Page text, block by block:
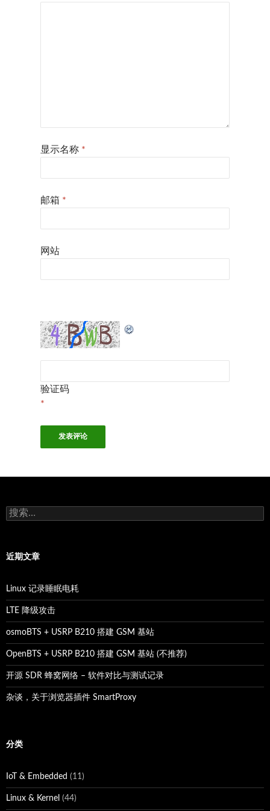
显示名称 *
邮箱 *
网站
验证码
*
搜
索：
近期文章
Linux 记录睡眠电耗
LTE 降级攻击
osmoBTS + USRP B210 搭建 GSM 基站
OpenBTS + USRP B210 搭建 GSM 基站 (不推荐)
开源 SDR 蜂窝网络 – 软件对比与测试记录
杂谈，关于浏览器插件 SmartProxy
分类
IoT & Embedded (11)
Linux & Kernel (44)